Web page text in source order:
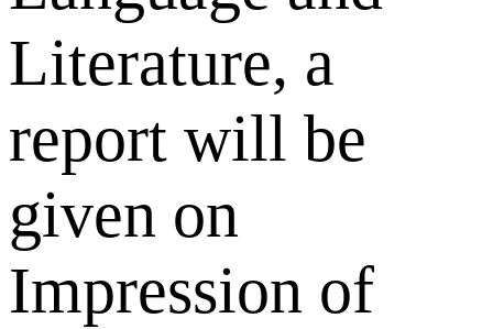
Literature, a
report will be
given on
Impression of